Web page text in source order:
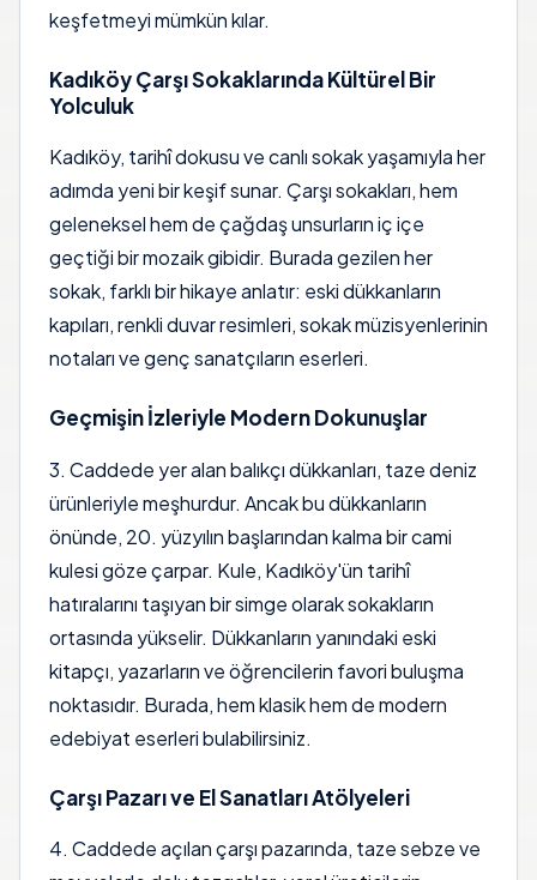
keşfetmeyi mümkün kılar.
Kadıköy Çarşı Sokaklarında Kültürel Bir
Yolculuk
Kadıköy, tarihî dokusu ve canlı sokak yaşamıyla her
adımda yeni bir keşif sunar. Çarşı sokakları, hem
geleneksel hem de çağdaş unsurların iç içe
geçtiği bir mozaik gibidir. Burada gezilen her
sokak, farklı bir hikaye anlatır: eski dükkanların
kapıları, renkli duvar resimleri, sokak müzisyenlerinin
notaları ve genç sanatçıların eserleri.
Geçmişin İzleriyle Modern Dokunuşlar
3. Caddede yer alan balıkçı dükkanları, taze deniz
ürünleriyle meşhurdur. Ancak bu dükkanların
önünde, 20. yüzyılın başlarından kalma bir cami
kulesi göze çarpar. Kule, Kadıköy'ün tarihî
hatıralarını taşıyan bir simge olarak sokakların
ortasında yükselir. Dükkanların yanındaki eski
kitapçı, yazarların ve öğrencilerin favori buluşma
noktasıdır. Burada, hem klasik hem de modern
edebiyat eserleri bulabilirsiniz.
Çarşı Pazarı ve El Sanatları Atölyeleri
4. Caddede açılan çarşı pazarında, taze sebze ve